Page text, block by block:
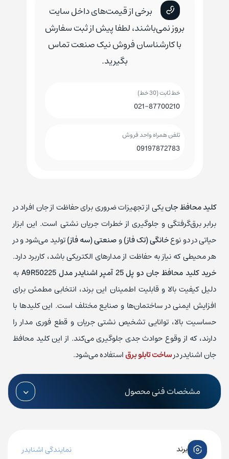
برخی از قیمت‌های داخل سایت
بروز نمی‌باشند، لطفا پیش از ثبت سفارش
با کارشناسان فروش نیک صنعت تماس
بگیرید.
خط ثابت (30 خط)
021-87700210
تلفن همراه واحد فروش
09197872783
کلید محافظ جانیکی از تجهیزات ضروری برای حفاظت از جان افراد در
برابر برق‌گرفتگی و جلوگیری از خطرات جریان نشتی است. این ابزار
حیاتی در دو نوعخانگی (تک فاز)وصنعتی (سه فاز)تولید می‌شود و در
هر محیطی که نیاز به حفاظت از مدارهای الکتریکی باشد، کاربرد دارد.
خرید کلید محافظ جان دو پل 25 آمپر اشنایدر مدل A9R50225
به
دلیل کیفیت بالا و قابلیت اطمینان این برند، انتخابی مطمئن برای
افزایش ایمنی در ساختمان‌ها و صنایع مختلف است. این کلیدها با
حساسیت بالا، توانایی تشخیص نشتی جریان و قطع فوری مدار را
دارند، که از وقوع حوادث جدی جلوگیری می‌کند. از این کلید محافظ
جان اشنایدر درساخت تابلو برقاستفاده می‌شود.
مشخصات فنی محصول
برند
نمایندگی اشنایدر